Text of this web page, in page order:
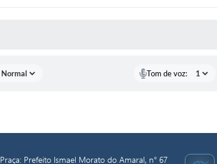
Tom de voz:
Praça: Prefeito Ismael Morato do Amaral, n° 67